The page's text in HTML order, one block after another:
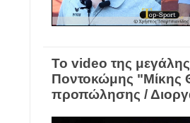
Το video της
Ποντοκώμης "Μίκης
προπώλησης /